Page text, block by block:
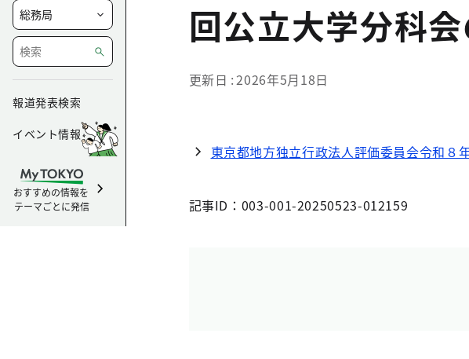
報道発表検索
イベント情報
おすすめの情報を
テーマごとに発信
回公立大学分科
更新日 2026年5月18日
東京都地方独立行政法人評価委員会令和８
記事ID：003-001-20250523-012159